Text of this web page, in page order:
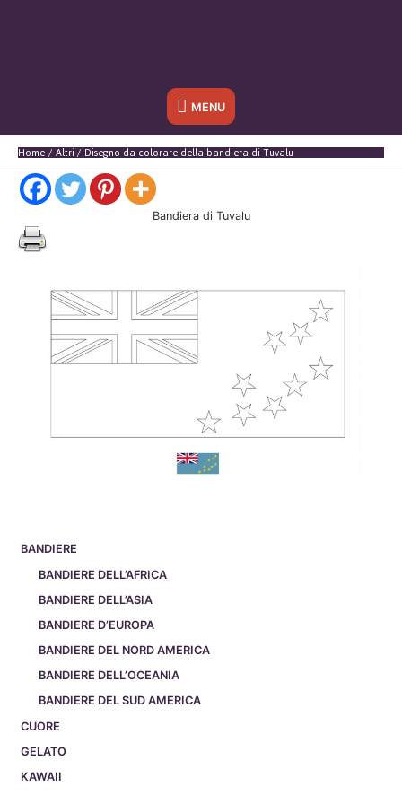
Sotto
l'header
MENU
Home Altri Disegno da colorare della bandiera di Tuvalu
BANDIERE
BANDIERE DELL’AFRICA
BANDIERE DELL’ASIA
BANDIERE D’EUROPA
BANDIERE DEL NORD AMERICA
BANDIERE DELL’OCEANIA
BANDIERE DEL SUD AMERICA
CUORE
GELATO
KAWAII
Bandiera di Tuvalu